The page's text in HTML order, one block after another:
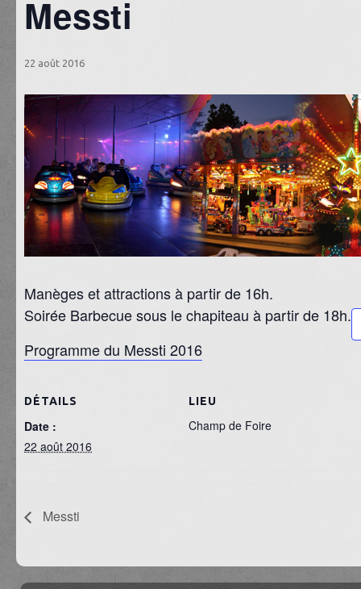
Messti
22 août 2016
Manèges et attractions à partir de 16h.
Soirée Barbecue sous le chapiteau à partir de 18h.
Programme du Messti 2016
DÉTAILS
Date :
22 août 2016
LIEU
Champ de Foire
Messti